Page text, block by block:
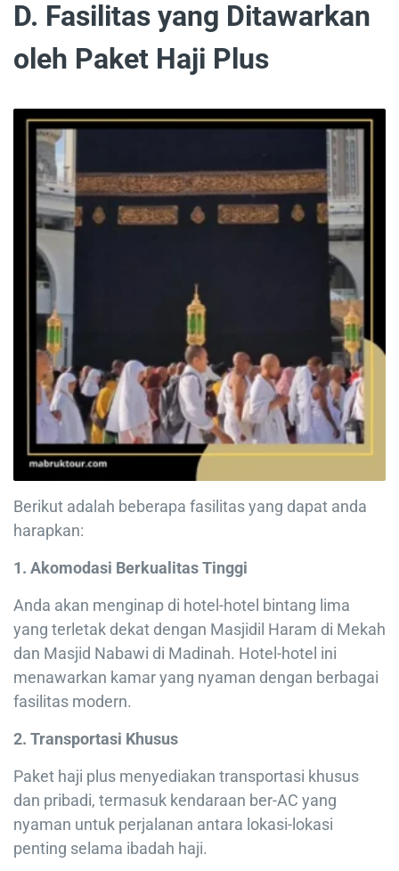
D. Fasilitas yang Ditawarkan
oleh Paket Haji Plus
Berikut adalah beberapa fasilitas yang dapat anda
harapkan:
1. Akomodasi Berkualitas Tinggi
Anda akan menginap di hotel-hotel bintang lima
yang terletak dekat dengan Masjidil Haram di Mekah
dan Masjid Nabawi di Madinah. Hotel-hotel ini
menawarkan kamar yang nyaman dengan berbagai
fasilitas modern.
2. Transportasi Khusus
Paket haji plus menyediakan transportasi khusus
dan pribadi, termasuk kendaraan ber-AC yang
nyaman untuk perjalanan antara lokasi-lokasi
penting selama ibadah haji.